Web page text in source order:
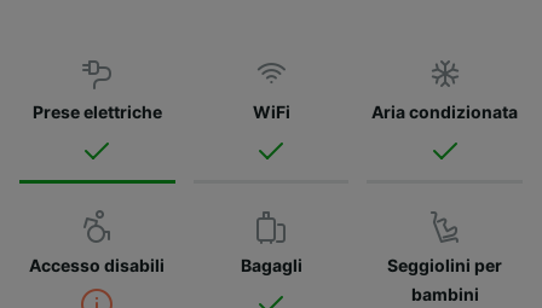
Prese elettriche WiFi Aria condizionata
Accesso disabili Bagagli
Seggiolini per
bambini